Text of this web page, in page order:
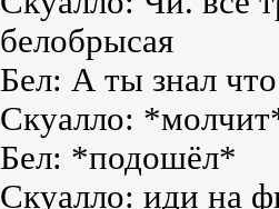
белобрысая
Бел: А ты знал
Скуалло:
Бел: *подошёл*
Скуалло: иди на